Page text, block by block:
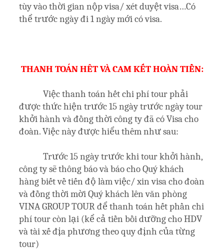
tùy vào thời gian nộp visa/ xét duyệt visa…Có
thể trước ngày đi 1 ngày mới có visa.
THANH TOÁN HÊT VÀ CAM KẾT HOÀN TIỀN:
Việc thanh toán hết chi phí tour phải
được thức hiện trước 15 ngày trước ngày tour
khởi hành và đồng thời công ty đã có Visa cho
đoàn. Việc này được hiểu thêm như sau:
Trước 15 ngày trước khi tour khởi hành,
công ty sẽ thông báo và báo cho Quý khách
hàng biết về tiến độ làm việc/ xin visa cho đoàn
và đồng thời mời Quý khách lên văn phòng
VINA GROUP TOUR để thanh toán hết phần chi
phí tour còn lại (kể cả tiền bồi dưỡng cho HDV
và tài xế địa phương theo quy định của từng
tour)